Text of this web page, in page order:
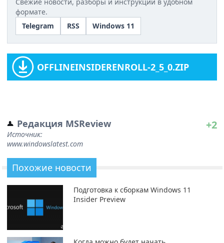
формате.
Telegram
RSS Windows 11
OFFLINEINSIDERENROLL-2_5_0.ZIP
Редакция MSReview
Источник:
www.windowslatest.com
+2
Похожие новости
Подготовка к сборкам Windows 11
Insider Preview